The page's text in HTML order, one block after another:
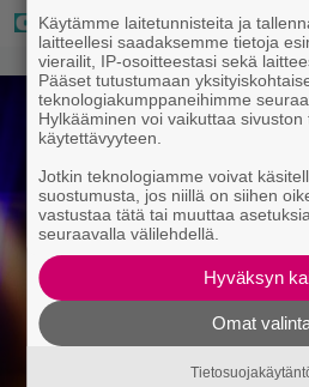
Käytämme laitetunnisteita ja
laitteellesi saadaksemme tietoja
vierailit, IP-osoitteestasi sekä
Pääset tutustumaan
teknologiakumppaneihimme
Hylkääminen voi vaikuttaa sivuston
käytettävyyteen.
Jotkin teknologiamme voivat
suostumusta, jos niillä on siihen
vastustaa tätä tai muuttaa
seuraavalla välilehdellä.
Hyväksyn
Omat